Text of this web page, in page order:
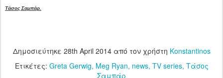
Τάσος Σαμπάρ.
Δημοσιεύτηκε 28th April 2014από τον χρήστη Konstantinos
Ετικέτες: Greta Gerwig Meg Ryan news TV series Τάσος
Σαμπάρ